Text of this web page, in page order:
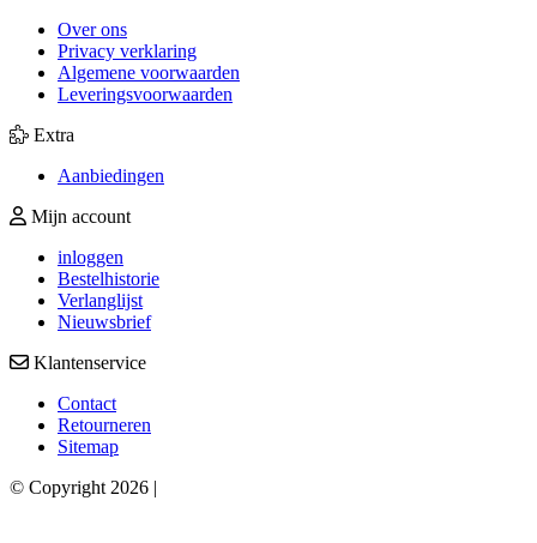
Over ons
Privacy verklaring
Algemene voorwaarden
Leveringsvoorwaarden
Extra
Aanbiedingen
Mijn account
inloggen
Bestelhistorie
Verlanglijst
Nieuwsbrief
Klantenservice
Contact
Retourneren
Sitemap
© Copyright 2026 |